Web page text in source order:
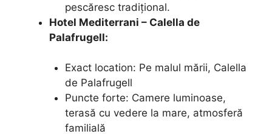
pescăresc tradițional.
Hotel Mediterrani – Calella de
Palafrugell:
Exact location: Pe malul mării, Calella
de Palafrugell
Puncte forte: Camere luminoase,
terasă cu vedere la mare, atmosferă
familială